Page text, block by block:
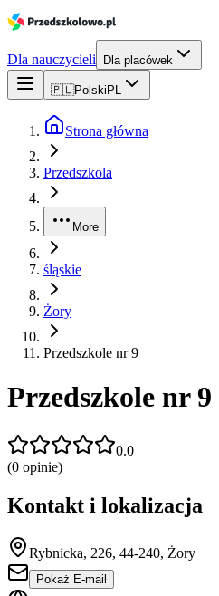
Dla nauczycieli Dla placówek
🇵🇱Polski PL
Strona główna
Przedszkola
More
śląskie
Żory
Przedszkole nr 9
Przedszkole nr 9
0.0
(0 opinie)
Kontakt i lokalizacja
Rybnicka, 226, 44-240, Żory
Pokaż E-mail